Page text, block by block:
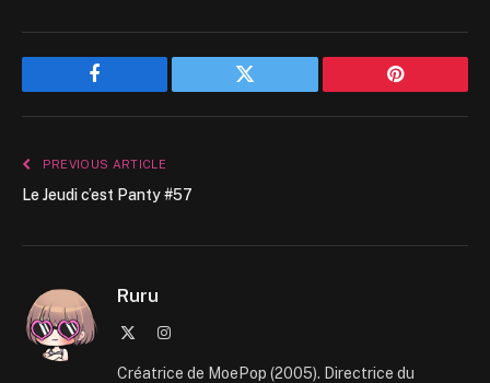
Facebook Twitter Pinterest
PREVIOUS ARTICLE
Le Jeudi c’est Panty #57
Ruru
Instagram
Créatrice de MoePop (2005). Directrice du